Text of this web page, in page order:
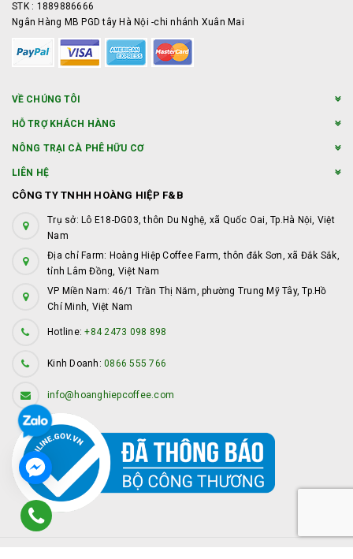
STK : 1889886666
Ngân Hàng MB PGD tây Hà Nội -chi nhánh Xuân Mai
VỀ CHÚNG TÔI
HỖ TRỢ KHÁCH HÀNG
NÔNG TRẠI CÀ PHÊ HỮU CƠ
LIÊN HỆ
CÔNG TY TNHH HOÀNG HIỆP F&B
Trụ sở: Lô E18-DG03, thôn Du Nghệ, xã Quốc Oai, Tp.Hà Nội, Việt
Nam
Địa chỉ Farm: Hoàng Hiệp Coffee Farm, thôn đắk Sơn, xã Đắk Sắk,
tỉnh Lâm Đồng, Việt Nam
VP Miền Nam: 46/1 Trần Thị Năm, phường Trung Mỹ Tây, Tp.Hồ
Chí Minh, Việt Nam
Hotline:+84 2473 098 898
Kinh Doanh: 0866 555 766
info@hoanghiepcoffee.com